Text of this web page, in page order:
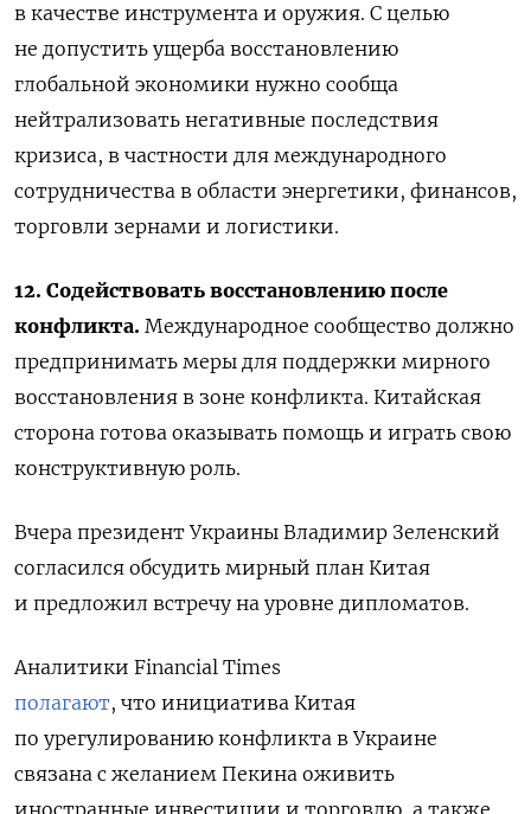
в качестве инструмента и оружия. С целью
не допустить ущерба восстановлению
глобальной экономики нужно сообща
нейтрализовать негативные последствия
кризиса, в частности для международного
сотрудничества в области энергетики, финансов,
торговли зернами и логистики.
12. Содействовать восстановлению после
конфликта. Международное сообщество должно
предпринимать меры для поддержки мирного
восстановления в зоне конфликта. Китайская
сторона готова оказывать помощь и играть свою
конструктивную роль.
Вчера президент Украины Владимир Зеленский
согласился обсудить мирный план Китая
и предложил встречу на уровне дипломатов.
Аналитики Financial Times
полагают, что инициатива Китая
по урегулированию конфликта в Украине
связана с желанием Пекина оживить
иностранные инвестиции и торговлю, а также